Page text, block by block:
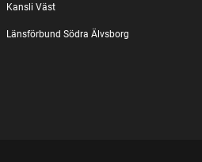
Kansli Väst
Länsförbund Södra Älvsborg